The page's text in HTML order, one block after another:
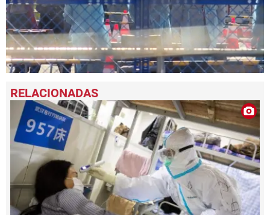
seconds
of
minute,
seconds